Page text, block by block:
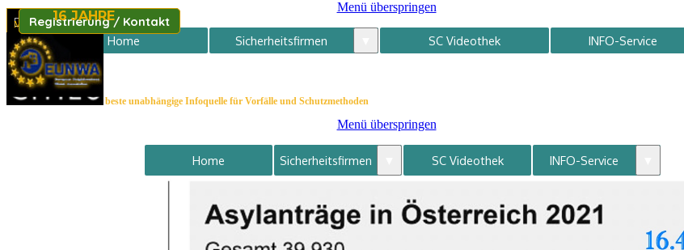
Direkt zum Seiteninhalt
Ko
Menü überspringen
Home Sicherheitsfirmen SC Videothek INFO-Service
Die beste unabhängige Infoquelle für Vorfälle und Schutzmethoden
Member of
16 JAHRE
Menü überspringen
Home Sicherheitsfirmen SC Videothek INFO-Service
Impressum
Datenschutz
Sicherheitsfolder bestellen
Registrierung / Kontakt